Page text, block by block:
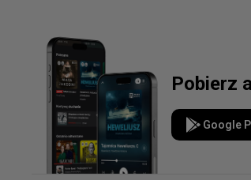
Pobierz
Google